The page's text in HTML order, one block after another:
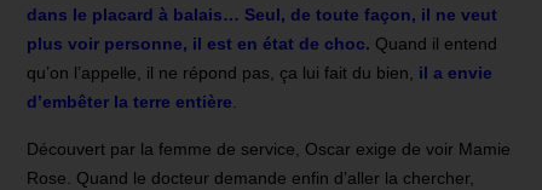
dans le placard à balais… Seul, de toute façon, il ne veut
plus voir personne, il est en état de choc. Quand il entend
qu’on l’appelle, il ne répond pas, ça lui fait du bien, il a envie
d’embêter la terre entière.
Découvert par la femme de service, Oscar exige de voir Mamie
Rose. Quand le docteur demande enfin d’aller la chercher,